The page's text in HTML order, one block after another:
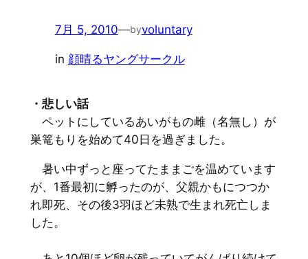
7月 5, 2010—byvoluntary
in 顔晴るヤングサークル
・悲しい話
ペットにしているあいがもの雌（名無し）が
巣篭もりを始めて40日を過ぎました。
暑い中ずっと座ってたままごを温めています
が、1番最初に孵ったのが、父親かもにつつか
れ即死、その後3羽ほど未熟で生まれ死亡しま
した。